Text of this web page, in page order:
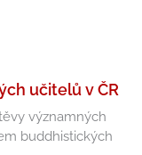
učitelů v ČR
významných
buddhistických